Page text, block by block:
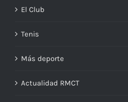
El Club
Tenis
Más deporte
Actualidad RMCT